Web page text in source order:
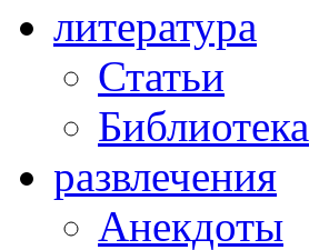
литература
Статьи
Библиотека
развлечения
Анекдоты